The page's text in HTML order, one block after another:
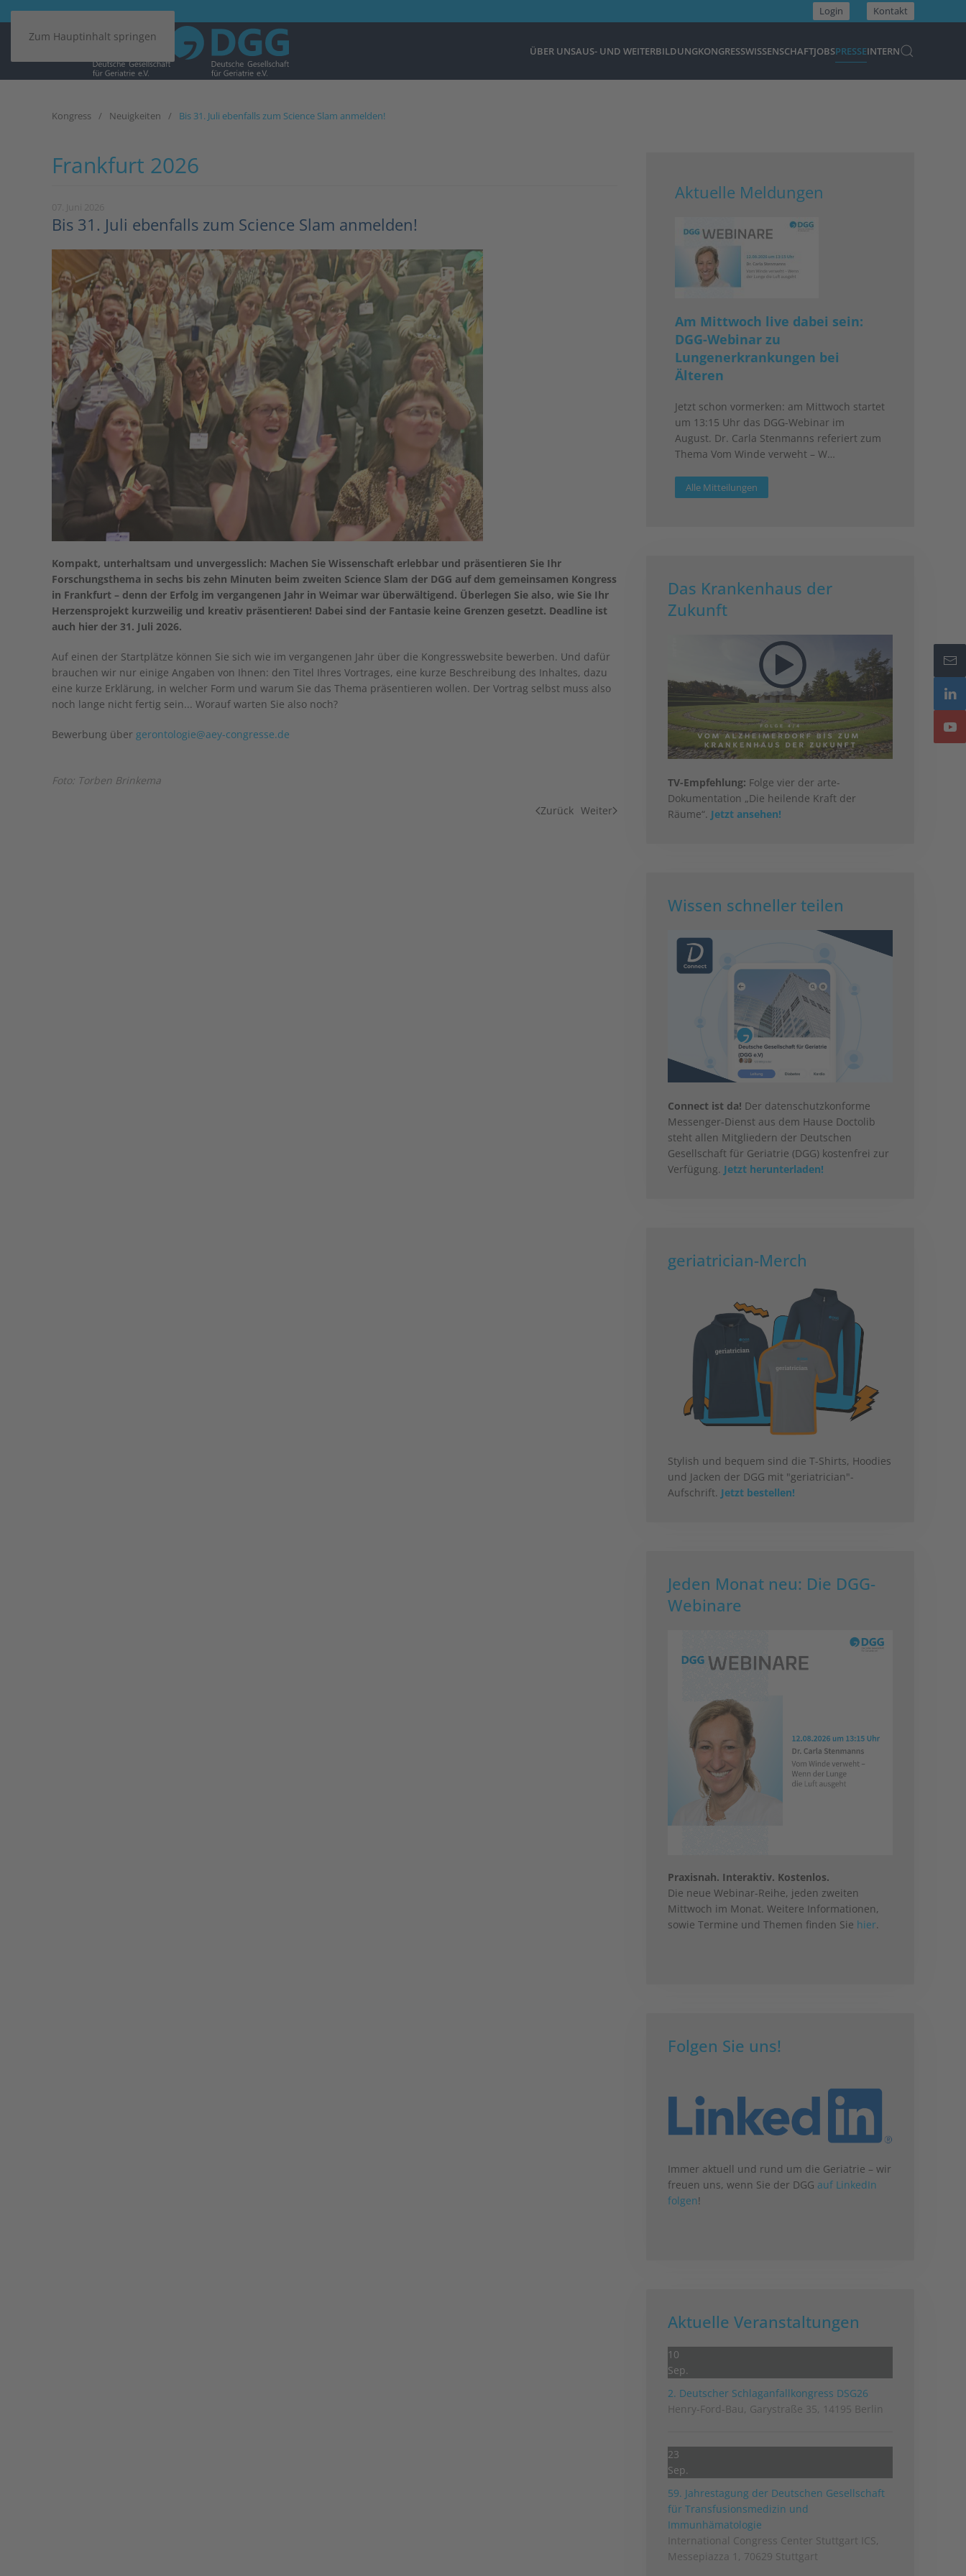
Zum Hauptinhalt springen
Login Kontakt
ÜBER UNSAUS- UND WEITERBILDUNGKONGRESSWISSENSCHAFTJOBSPRESSEINTERN
Kongress Neuigkeiten Bis 31. Juli ebenfalls zum Science Slam anmelden!
Frankfurt 2026
Bis 31. Juli ebenfalls zum Science Slam anmelden!
Kompakt, unterhaltsam und unvergesslich: Machen Sie Wissenschaft erlebbar und präsentieren Sie Ihr
Forschungsthema in sechs bis zehn Minuten beim zweiten Science Slam der DGG auf dem gemeinsamen Kongress
in Frankfurt – denn der Erfolg im vergangenen Jahr in Weimar war überwältigend. Überlegen Sie also, wie Sie Ihr
Herzensprojekt kurzweilig und kreativ präsentieren! Dabei sind der Fantasie keine Grenzen gesetzt. Deadline ist
auch hier der 31. Juli 2026.
Auf einen der Startplätze können Sie sich wie im vergangenen Jahr über die Kongresswebsite bewerben. Und dafür
brauchen wir nur einige Angaben von Ihnen: den Titel Ihres Vortrages, eine kurze Beschreibung des Inhaltes, dazu
eine kurze Erklärung, in welcher Form und warum Sie das Thema präsentieren wollen. Der Vortrag selbst muss also
noch lange nicht fertig sein... Worauf warten Sie also noch?
Bewerbung über gerontologie@aey-congresse.de
Foto: Torben Brinkema
Zurück Weiter
Aktuelle Meldungen
Am Mittwoch live dabei sein:
DGG-Webinar zu
Lungenerkrankungen bei
Älteren
Jetzt schon vormerken: am Mittwoch startet
um 13:15 Uhr das DGG-Webinar im
August. Dr. Carla Stenmanns referiert zum
Thema Vom Winde verweht – W…
Alle Mitteilungen
Das Krankenhaus der
Zukunft
TV-Empfehlung: Folge vier der arte-
Dokumentation „Die heilende Kraft der
Räume“. Jetzt ansehen!
Wissen schneller teilen
Connect ist da! Der datenschutzkonforme
Messenger-Dienst aus dem Hause Doctolib
steht allen Mitgliedern der Deutschen
Gesellschaft für Geriatrie (DGG) kostenfrei zur
Verfügung. Jetzt herunterladen!
geriatrician-Merch
Stylish und bequem sind die T-Shirts, Hoodies
und Jacken der DGG mit "geriatrician"-
Aufschrift. Jetzt bestellen!
Jeden Monat neu: Die DGG-
Webinare
Praxisnah. Interaktiv. Kostenlos.
Die neue Webinar-Reihe, jeden zweiten
Mittwoch im Monat. Weitere Informationen,
sowie Termine und Themen finden Sie hier.
Folgen Sie uns!
Immer aktuell und rund um die Geriatrie – wir
freuen uns, wenn Sie der DGG auf LinkedIn
folgen!
Aktuelle Veranstaltungen
10
Sep.
2. Deutscher Schlag­anfall­kongress DSG26
Henry-Ford-Bau, Garystraße 35, 14195 Berlin
23
Sep.
59. Jahrestagung der Deutschen Gesellschaft
für Transfusionsmedizin und
Immunhämatologie
International Congress Center Stuttgart ICS,
Messepiazza 1, 70629 Stuttgart